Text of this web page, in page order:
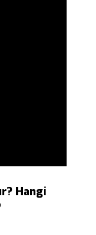
Hangi